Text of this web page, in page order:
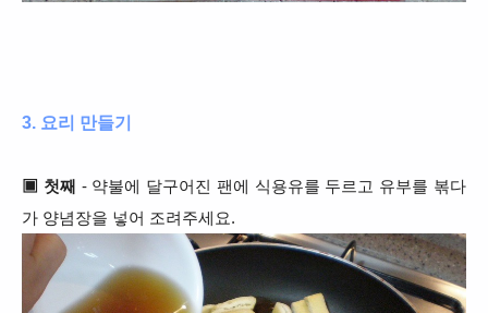
3. 요리 만들기
▣ 첫째 - 약불에 달구어진 팬에 식용유를 두르고 유부를 볶다
가 양념장을 넣어 조려주세요.